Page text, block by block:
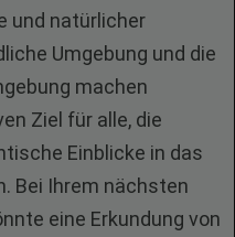
und natürlicher
Umgebung und die
machen
Ziel für alle, die
Einblicke in das
Bei Ihrem nächsten
eine Erkundung von